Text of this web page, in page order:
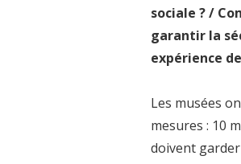
sociale ? /
garantir la
expérience
Les musées
mesures : 10
doivent